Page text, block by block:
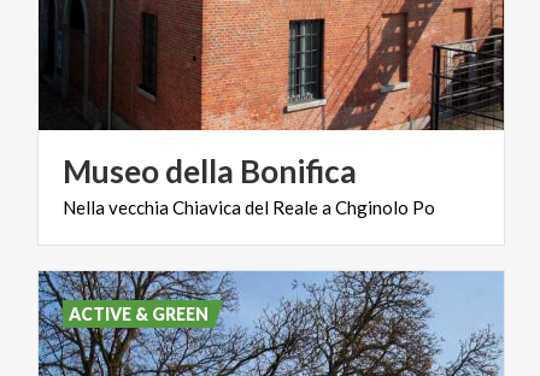
Museodella Bonifica
NellavecchiaChiavicadel RealeaChginolo Po
ACTIVE & GREEN